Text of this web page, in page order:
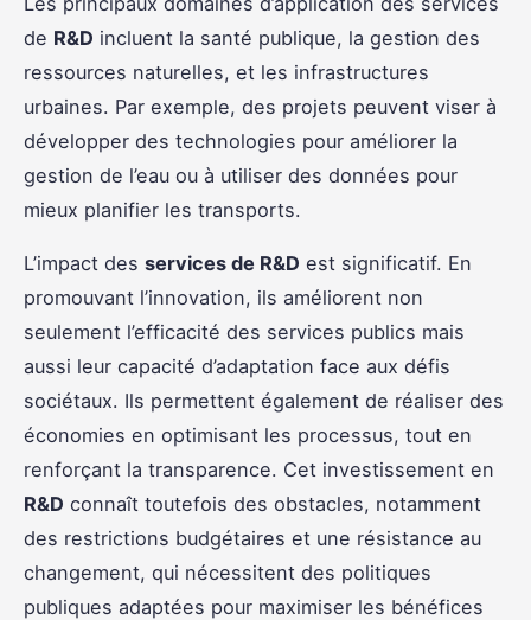
de R&D incluent la santé publique, la gestion des
ressources naturelles, et les infrastructures
urbaines. Par exemple, des projets peuvent viser à
développer des technologies pour améliorer la
gestion de l’eau ou à utiliser des données pour
mieux planifier les transports.
L’impact des services de R&D est significatif. En
promouvant l’innovation, ils améliorent non
seulement l’efficacité des services publics mais
aussi leur capacité d’adaptation face aux défis
sociétaux. Ils permettent également de réaliser des
économies en optimisant les processus, tout en
renforçant la transparence. Cet investissement en
R&D connaît toutefois des obstacles, notamment
des restrictions budgétaires et une résistance au
changement, qui nécessitent des politiques
publiques adaptées pour maximiser les bénéfices